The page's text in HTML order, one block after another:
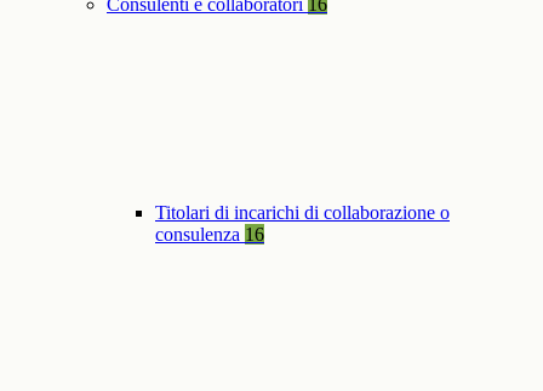
Consulenti e collaboratori 16
Titolari di incarichi di collaborazione o
consulenza 16